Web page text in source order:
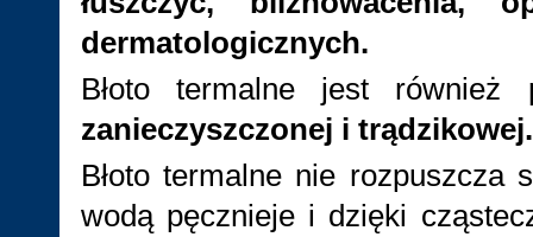
dermatologicznych.
Błoto termalne jest również
zanieczyszczonej i trądzikowej.
Błoto termalne nie
wodą pęcznieje i dzięki